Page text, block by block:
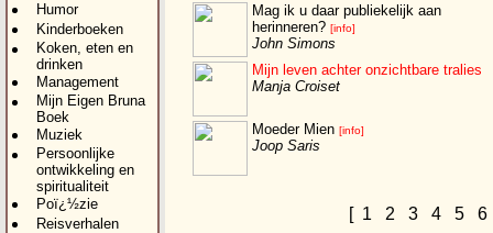
Humor
Kinderboeken
Koken, eten en
drinken
Management
Mijn Eigen Bruna
Boek
Muziek
Persoonlijke
ontwikkeling en
spiritualiteit
Poï¿½zie
Reisverhalen
Mag ik u daar publiekelijk aan
herinneren? [info]
John Simons
Mijn leven achter onzichtbare tralies
Manja Croiset
Moeder Mien [info]
Joop Saris
[ 1 2 3 4 5